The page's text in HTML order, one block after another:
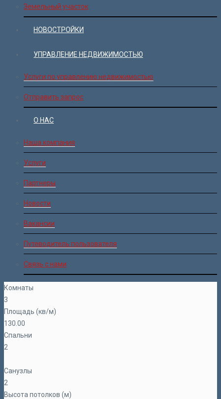
Земельный участок
НОВОСТРОЙКИ
УПРАВЛЕНИЕ НЕДВИЖИМОСТЬЮ
Услуги по управлению недвижимостью
Отправить запрос
О НАС
Наша компания
Услуги
Партнеры
Новости
Вакансии
Путеводитель пользователя
Связь с нами
Комнаты
3
Площадь (кв/м)
130.00
Спальни
2
Санузлы
2
Высота потолков (м)